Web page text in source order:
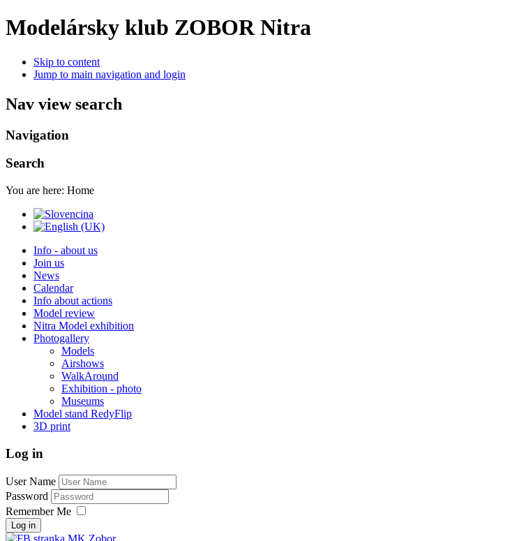
Modelársky klub ZOBOR Nitra
Skip to content
Jump to main navigation and login
Nav view search
Navigation
Search
You are here: Home
Info - about us
Join us
News
Calendar
Info about actions
Model review
Nitra Model exhibition
Photogallery
Models
Airshows
WalkAround
Exhibition - photo
Museums
Model stand RedyFlip
3D print
Log in
User Name
Password
Remember Me
Log in